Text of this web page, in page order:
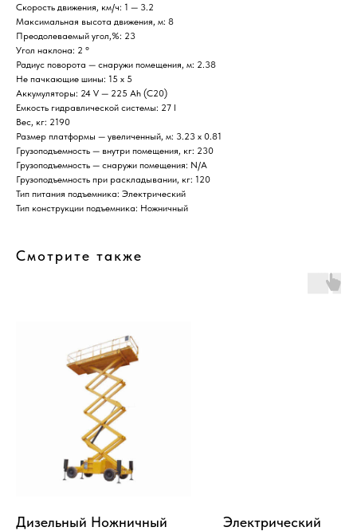
Скорость движения, км/ч: 1 — 3.2
Максимальная высота движения, м: 8
Преодолеваемый угол,%: 23
Угол наклона: 2 °
Радиус поворота — снаружи помещения, м: 2.38
Не пачкающие шины: 15 x 5
Аккумуляторы: 24 V — 225 Ah (C20)
Емкость гидравлической системы: 27 l
Вес, кг: 2190
Размер платформы — увеличенный, м: 3.23 x 0.81
Грузоподъемность — внутри помещения, кг: 230
Грузоподъемность — снаружи помещения: N/A
Грузоподъемность при раскладывании, кг: 120
Тип питания подъемника: Электрический
Тип конструкции подъемника: Ножничный
Смотрите также
Дизельный Ножничный Электрический